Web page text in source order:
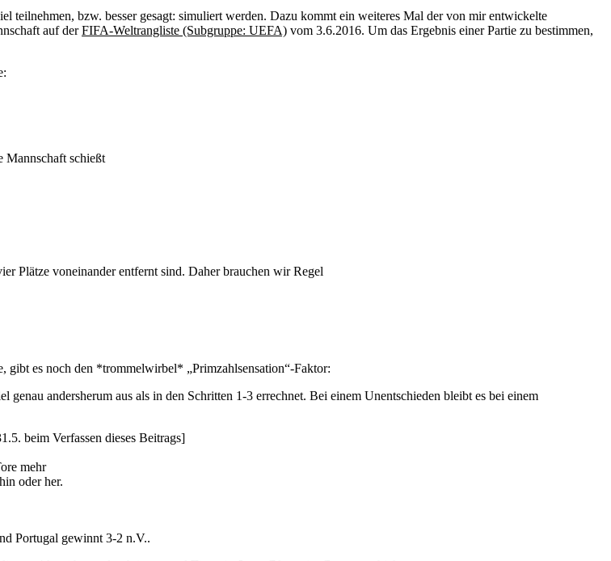
teilnehmen, bzw. besser gesagt: simuliert werden. Dazu kommt ein weiteres Mal der von mir entwickelte
auf derFIFA-Weltrangliste (Subgruppe: UEFA) vom 3.6.2016. Um das Ergebnis einer Partie zu bestimmen,
Mannschaft schießt
Plätze voneinander entfernt sind. Daher brauchen wir Regel
gibt es noch den *trommelwirbel* „Primzahlsensation“-Faktor:
andersherum aus als in den Schritten 1-3 errechnet. Bei einem Unentschieden bleibt es bei einem
beim Verfassen dieses Beitrags]
mehr
oder her.
Portugal gewinnt 3-2 n.V..